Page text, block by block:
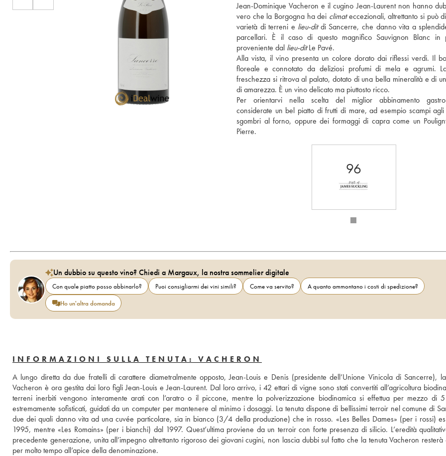
Jean-Dominique Vacheron e il cugino Jean-Laurent non hanno
vero che la Borgogna ha dei climat eccezionali, altrettanto si può
varietà di terreni e lieu-dit di Sancerre, che danno vita a
parcellari. È il caso di questo magnifico Sauvignon Blanc in
proveniente dal lieu-dit Le Pavé.
Alla vista, il vino presenta un colore dorato dai riflessi verdi. Il
floreale e connotato da deliziosi profumi di mela e agrumi.
freschezza si ritrova al palato, dotato di una bella mineralità e di
di amarezza. È un vino delicato ma piuttosto ricco.
Per orientarvi nella scelta del miglior abbinamento
considerate un bel piatto di frutti di mare, ad esempio scampi
sgombri al forno, oppure dei formaggi di capra come un
96
Un dubbio su questo vino? Chiedi a Margaux, la nostra sommelier digitale
Con quale piatto posso abbinarlo? Puoi consigliarmi dei vini simili? Come va servito?
A quanto ammontano i costi di spedizione?
Ho un'altra domanda
INFORMAZIONI SULLA TENUTA: VACHERON
A lungo diretta da due fratelli di carattere diametralmente opposto, Jean-Louis e Denis (presidente dell’Unione Vinicola di Sancerre),
Vacheron è ora gestita dai loro figli Jean-Louis e Jean-Laurent. Dal loro arrivo, i 42 ettari di vigne sono stati convertiti all’agricoltura
terreni inerbiti vengono interamente arati con l’aratro o il piccone, mentre la polverizzazione biodinamica si effettua per mezzo di
estremamente sofisticati, guidati da un computer per mantenere al minimo i dosaggi. La tenuta dispone di bellissimi terroir nel comune di
due dei quali danno vita ad una cuvée particolare, sia in bianco (3/4 della produzione) che in rosso. «Les Belles Dames» (per i rossi)
1995, mentre «Les Romains» (per i bianchi) dal 1997. Quest’ultima proviene da un terroir con forte presenza di silicio. L’eredità
precedente generazione, unita all’impegno altrettanto rigoroso dei giovani cugini, non lascia dubbi sul fatto che la tenuta Vacheron
per molto tempo all’apice della denominazione.